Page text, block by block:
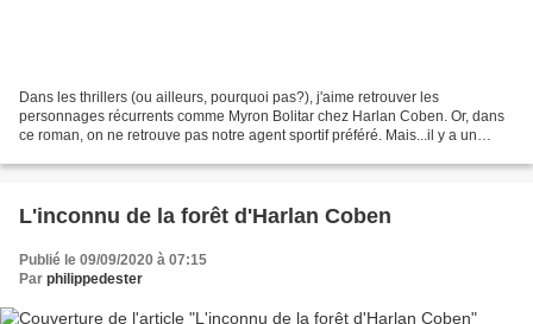
Dans les thrillers (ou ailleurs, pourquoi pas?), j'aime retrouver les
personnages récurrents comme Myron Bolitar chez Harlan Coben. Or, dans
ce roman, on ne retrouve pas notre agent sportif préféré. Mais...il y a un
L'inconnu de la forêt d'Harlan Coben
Publié le 09/09/2020 à 07:15
Par philippedester